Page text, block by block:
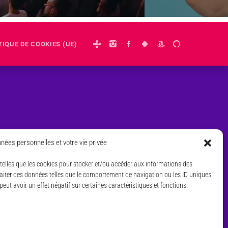
personnelles et votre vie privée
que les cookies pour stocker et/ou accéder aux informations des
des données telles que le comportement de navigation ou les ID uniques
avoir un effet négatif sur certaines caractéristiques et fonctions.
DE COOKIES (UE)